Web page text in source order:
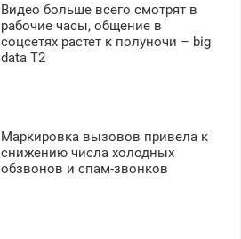
Видео больше всего смотрят в
рабочие часы, общение в
соцсетях растет к полуночи – big
data T2
Маркировка вызовов привела к
снижению числа холодных
обзвонов и спам-звонков